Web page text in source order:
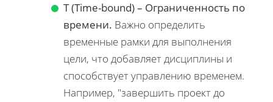
T (Time-bound) – Ограниченность по
времени. Важно определить
временные рамки для выполнения
цели, что добавляет дисциплины и
способствует управлению временем.
Например, "завершить проект до